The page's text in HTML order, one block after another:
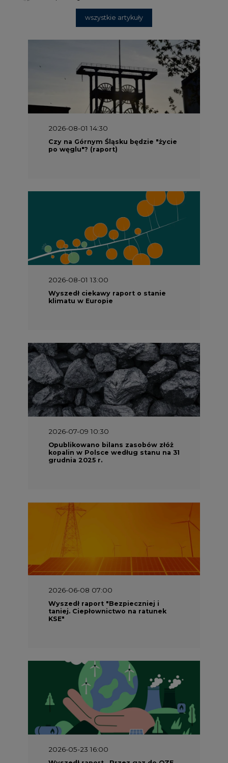
2026-08-01 14:30
Czy na Górnym Śląsku będzie "życie
po węglu"? (raport)
2026-08-01 13:00
Wyszedł ciekawy raport o stanie
klimatu w Europie
2026-07-09 10:30
Opublikowano bilans zasobów złóż
kopalin w Polsce według stanu na 31
grudnia 2025 r.
2026-06-08 07:00
taniej. Ciepłownictwo na ratunek
KSE"
2026-05-23 16:00
Wyszedł raport „Przez gaz do OZE.
Dekarbonizacja ciepłownictwa
systemowego w Polsce”